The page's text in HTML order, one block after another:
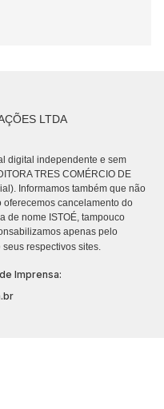
LTDA
digital independente e sem
TRES COMÉRCIO DE
Informamos também que não
cancelamento do
de nome ISTOÉ, tampouco
apenas pelo
seus respectivos sites.
Imprensa: